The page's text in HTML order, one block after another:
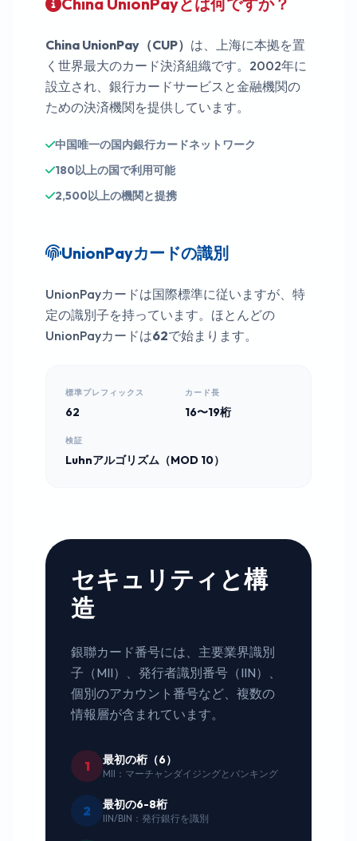
07/27884
6209 9141 3299 4722
中国銀聯
有効期限
06/25
CVV
233
6220 0931 2059 0373
中国銀聯
中国銀聯
有効期限
07/25
CVV
270
China UnionPay（CUP） は、上海に本拠を置
く世界最大のカード決済組織です。2002年に
設立され、銀行カードサービスと金融機関の
ための決済機関を提供しています。
中国唯一の国内銀行カードネットワーク
180以上の国で利用可能
2,500以上の機関と提携
UnionPayカードの識別
UnionPayカードは国際標準に従いますが、特
定の識別子を持っています。ほとんどの
UnionPayカードは62で始まります。
標準プレフィックス
62
カード長
16〜19桁
検証
Luhnアルゴリズム（MOD 10）
セキュリティと構
造
銀聯カード番号には、主要業界識別
子（MII）、発行者識別番号（IIN）、
個別のアカウント番号など、複数の
情報層が含まれています。
1 最初の桁（6）
MII：マーチャンダイジングとバンキング
2 最初の6-8桁
IIN/BIN：発行銀行を識別